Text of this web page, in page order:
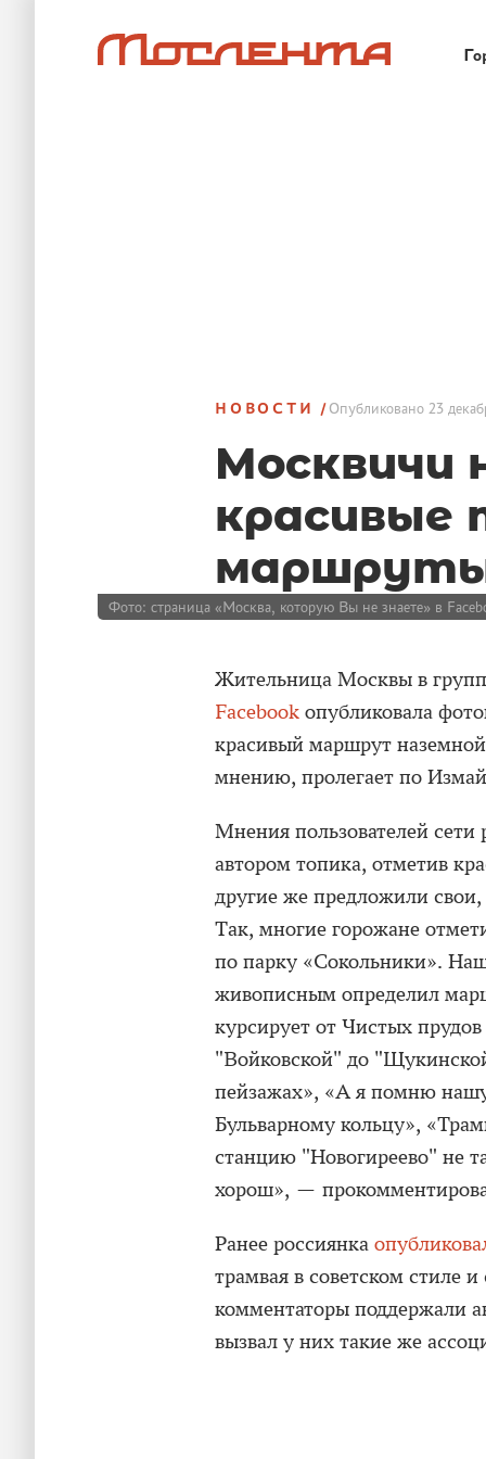
НОВОСТИ Опубликовано 23
Москвичи
красивые
маршруты
Фото: страница «Москва, которую Вы не знаете» в
Жительница Москвы в
Facebook опубликовала
красивый маршрут
мнению, пролегает по
Мнения пользователей сети
автором топика, отметив
другие же предложили свои,
Так, многие горожане
по парку «Сокольники».
живописным определил
курсирует от Чистых
"Войковской" до
пейзажах», «А я помню
Бульварному кольцу»,
станцию "Новогиреево" не
хорош», —
Ранее россиянка
трамвая в советском стиле
комментаторы поддержали
вызвал у них такие же